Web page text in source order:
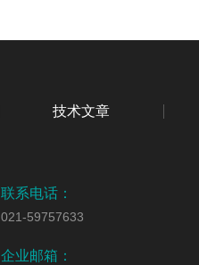
技术文章
联系电话：
021-59757633
企业邮箱：